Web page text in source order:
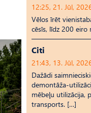
12:25, 21. Jūl,
Vēlos īrēt
cēsīs, līdz 200 eiro
Citi
21:43, 13. Jūl,
Dažādi
demontāža-
mēbeļu utilizācija,
transports. […]